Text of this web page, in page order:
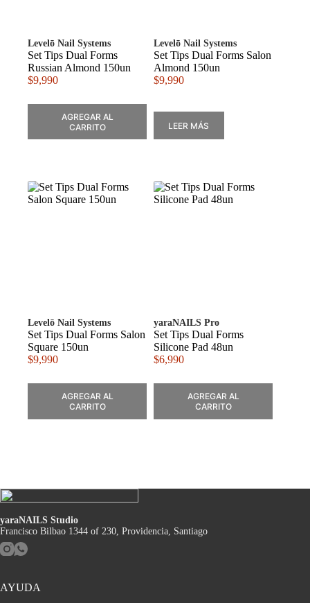
Levelō Nail Systems
Set Tips Dual Forms
Russian Almond 150un
$9,990
AGREGAR AL
CARRITO
Levelō Nail Systems
Set Tips Dual Forms Salon
Almond 150un
$9,990
LEER MÁS
Levelō Nail Systems
Set Tips Dual Forms Salon
Square 150un
$9,990
AGREGAR AL
CARRITO
yaraNAILS Pro
Set Tips Dual Forms
Silicone Pad 48un
$6,990
AGREGAR AL
CARRITO
yaraNAILS Studio
Francisco Bilbao 1344 of 230, Providencia, Santiago
AYUDA